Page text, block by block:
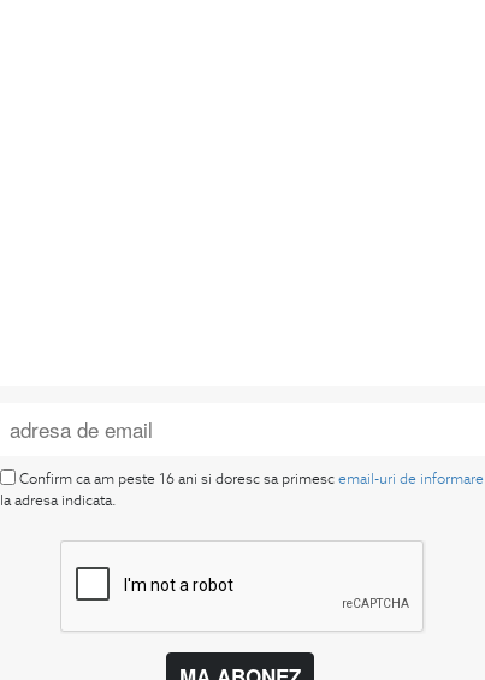
Confirm ca am peste 16 ani si doresc sa primescemail-uri de informare
la adresa indicata.